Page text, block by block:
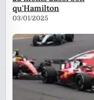
qu'Hamilton
03/01/2025